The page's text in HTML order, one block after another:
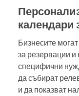
календари
Бизнесите
за резервации и
специфични
да събират
и да показват